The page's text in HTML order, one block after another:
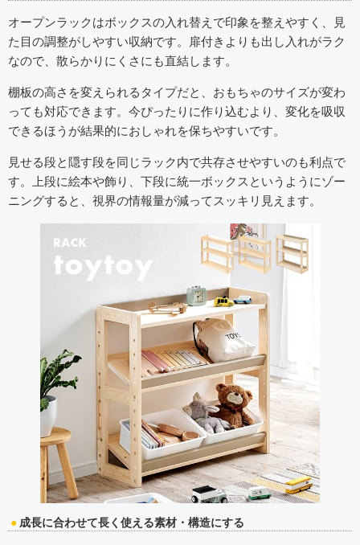
オープンラックはボックスの入れ替えで印象を整えやすく、見
た目の調整がしやすい収納です。扉付きよりも出し入れがラク
なので、散らかりにくさにも直結します。
棚板の高さを変えられるタイプだと、おもちゃのサイズが変わ
っても対応できます。今ぴったりに作り込むより、変化を吸収
できるほうが結果的におしゃれを保ちやすいです。
見せる段と隠す段を同じラック内で共存させやすいのも利点で
す。上段に絵本や飾り、下段に統一ボックスというようにゾー
ニングすると、視界の情報量が減ってスッキリ見えます。
成長に合わせて長く使える素材・構造にする